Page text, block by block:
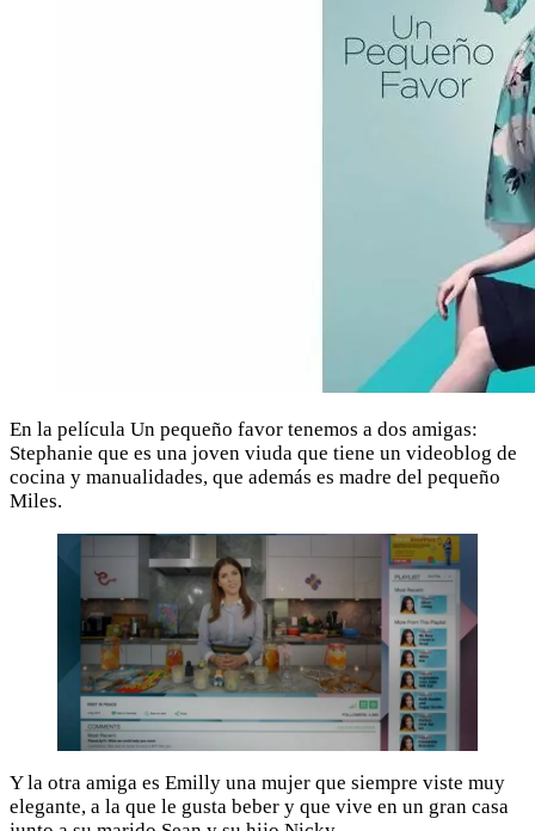
En la película Un pequeño favor tenemos a dos amigas:
Stephanie que es una joven viuda que tiene un videoblog de
cocina y manualidades, que además es madre del pequeño
Miles.
Y la otra amiga es Emilly una mujer que siempre viste muy
elegante, a la que le gusta beber y que vive en un gran casa